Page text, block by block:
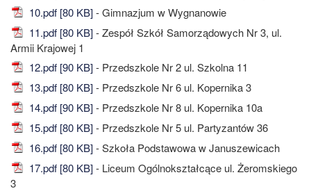
10.pdf [80 KB]- Gimnazjum w Wygnanowie
11.pdf [80 KB]- Zespół Szkół Samorządowych Nr 3, ul.
Armii Krajowej 1
12.pdf [90 KB]- Przedszkole Nr 2 ul. Szkolna 11
13.pdf [80 KB]- Przedszkole Nr 6 ul. Kopernika 3
14.pdf [90 KB]- Przedszkole Nr 8 ul. Kopernika 10a
15.pdf [80 KB]- Przedszkole Nr 5 ul. Partyzantów 36
16.pdf [80 KB]- Szkoła Podstawowa w Januszewicach
17.pdf [80 KB]- Liceum Ogólnokształcące ul. Żeromskiego
3